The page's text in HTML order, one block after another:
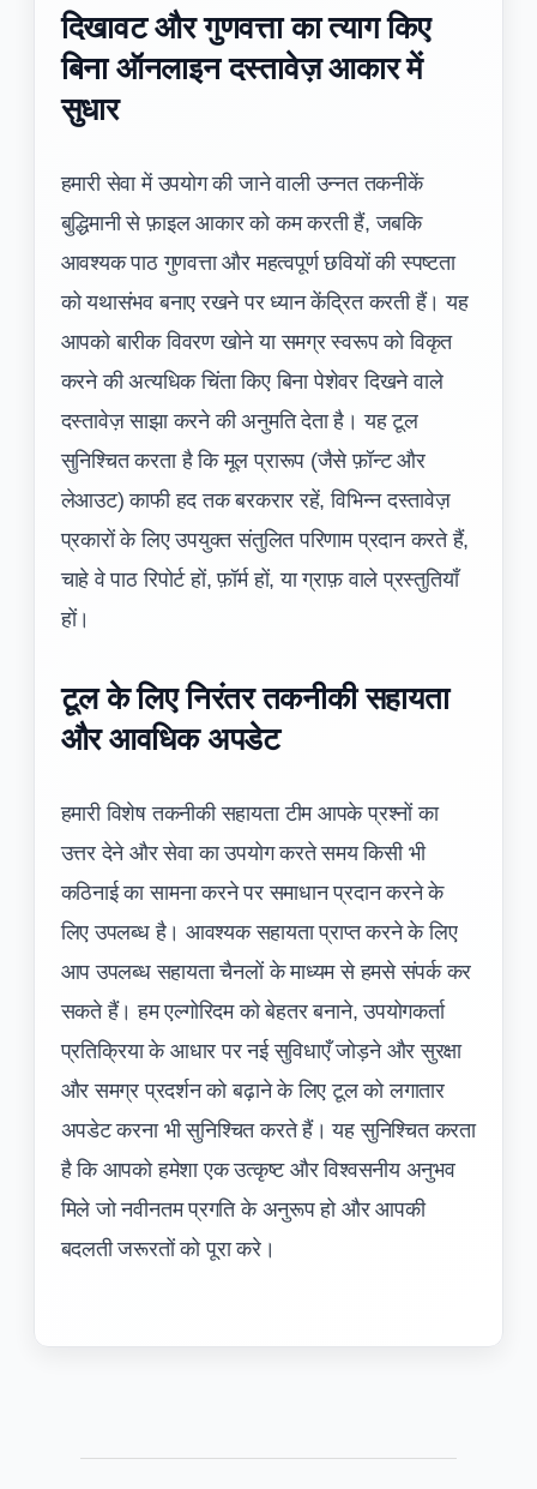
दिखावट और गुणवत्ता का त्याग किए
बिना ऑनलाइन दस्तावेज़ आकार में
सुधार
हमारी सेवा में उपयोग की जाने वाली उन्नत तकनीकें
बुद्धिमानी से फ़ाइल आकार को कम करती हैं, जबकि
आवश्यक पाठ गुणवत्ता और महत्वपूर्ण छवियों की स्पष्टता
को यथासंभव बनाए रखने पर ध्यान केंद्रित करती हैं। यह
आपको बारीक विवरण खोने या समग्र स्वरूप को विकृत
करने की अत्यधिक चिंता किए बिना पेशेवर दिखने वाले
दस्तावेज़ साझा करने की अनुमति देता है। यह टूल
सुनिश्चित करता है कि मूल प्रारूप (जैसे फ़ॉन्ट और
लेआउट) काफी हद तक बरकरार रहें, विभिन्न दस्तावेज़
प्रकारों के लिए उपयुक्त संतुलित परिणाम प्रदान करते हैं,
चाहे वे पाठ रिपोर्ट हों, फ़ॉर्म हों, या ग्राफ़ वाले प्रस्तुतियाँ
हों।
टूल के लिए निरंतर तकनीकी सहायता
और आवधिक अपडेट
हमारी विशेष तकनीकी सहायता टीम आपके प्रश्नों का
उत्तर देने और सेवा का उपयोग करते समय किसी भी
कठिनाई का सामना करने पर समाधान प्रदान करने के
लिए उपलब्ध है। आवश्यक सहायता प्राप्त करने के लिए
आप उपलब्ध सहायता चैनलों के माध्यम से हमसे संपर्क कर
सकते हैं। हम एल्गोरिदम को बेहतर बनाने, उपयोगकर्ता
प्रतिक्रिया के आधार पर नई सुविधाएँ जोड़ने और सुरक्षा
और समग्र प्रदर्शन को बढ़ाने के लिए टूल को लगातार
अपडेट करना भी सुनिश्चित करते हैं। यह सुनिश्चित करता
है कि आपको हमेशा एक उत्कृष्ट और विश्वसनीय अनुभव
मिले जो नवीनतम प्रगति के अनुरूप हो और आपकी
बदलती जरूरतों को पूरा करे।